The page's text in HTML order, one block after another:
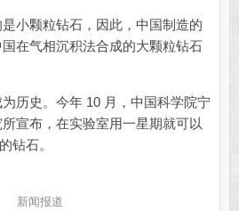
颗粒钻石，因此，中国制造的
在气相沉积法合成的大颗粒钻石
史。今年 10 月，中国科学院宁
宣布，在实验室用一星期就可以
钻石。
新闻报道